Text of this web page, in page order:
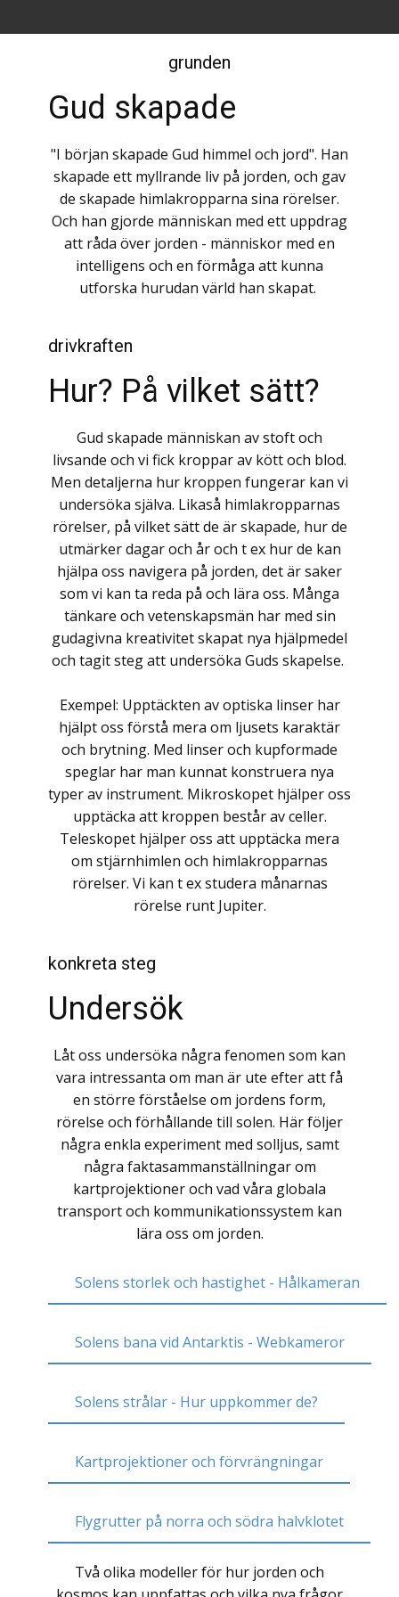
grunden
Gud skapade
"I början skapade Gud himmel och jord". Han
skapade ett myllrande liv på jorden, och gav
de skapade himlakropparna sina rörelser.
Och han gjorde människan med ett uppdrag
att råda över jorden - människor med en
intelligens och en förmåga att kunna
utforska hurudan värld han skapat.
drivkraften
Hur? På vilket sätt?
Gud skapade människan av stoft och
livsande och vi fick kroppar av kött och blod.
Men detaljerna hur kroppen fungerar kan vi
undersöka själva. Likaså himlakropparnas
rörelser, på vilket sätt de är skapade, hur de
utmärker dagar och år och t ex hur de kan
hjälpa oss navigera på jorden, det är saker
som vi kan ta reda på och lära oss. Många
tänkare och vetenskapsmän har med sin
gudagivna kreativitet skapat nya hjälpmedel
och tagit steg att undersöka Guds skapelse.
Exempel: Upptäckten av optiska linser har
hjälpt oss förstå mera om ljusets karaktär
och brytning. Med linser och kupformade
speglar har man kunnat konstruera nya
typer av instrument. Mikroskopet hjälper oss
upptäcka att kroppen består av celler.
Teleskopet hjälper oss att upptäcka mera
om stjärnhimlen och himlakropparnas
rörelser. Vi kan t ex studera månarnas
rörelse runt Jupiter.
konkreta steg
Undersök
Låt oss undersöka några fenomen som kan
vara intressanta om man är ute efter att få
en större förståelse om jordens form,
rörelse och förhållande till solen. Här följer
några enkla experiment med solljus, samt
några faktasammanställningar om
kartprojektioner och vad våra globala
transport och kommunikationssystem kan
lära oss om jorden.
Solens storlek och hastighet - Hålkameran
Solens bana vid Antarktis - Webkameror
Solens strålar - Hur uppkommer de?
Kartprojektioner och förvrängningar
Flygrutter på norra och södra halvklotet
Två olika modeller för hur jorden och